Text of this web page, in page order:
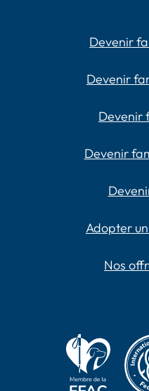
Devenir
Devenir
Devenir
Devenir
Adopter
Nos